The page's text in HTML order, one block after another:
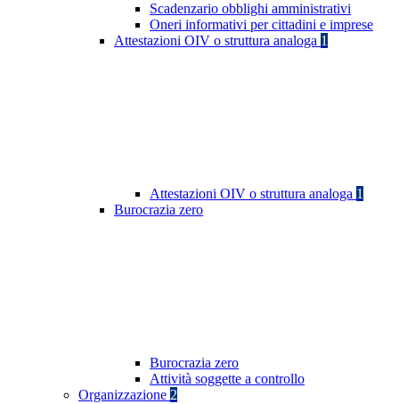
Scadenzario obblighi amministrativi
Oneri informativi per cittadini e imprese
Attestazioni OIV o struttura analoga 1
Attestazioni OIV o struttura analoga 1
Burocrazia zero
Burocrazia zero
Attività soggette a controllo
Organizzazione 2